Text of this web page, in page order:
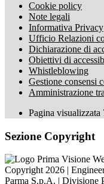
Cookie policy
Note legali
Informativa Privacy
Ufficio Relazioni
Dichiarazione di
Obiettivi di
Whistleblowing
Gestione consensi
Amministrazione
Pagina visualizzata
Sezione Copyright
Copyright 2026 |
Parma S.p.A. | Divisione